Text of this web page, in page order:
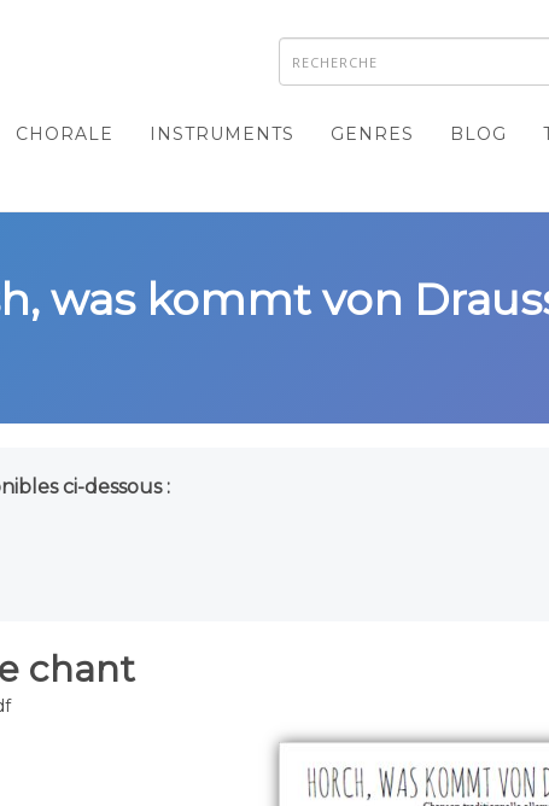
CHORALE INSTRUMENTS GENRES BLOG
was kommt von
ci-dessous :
chant